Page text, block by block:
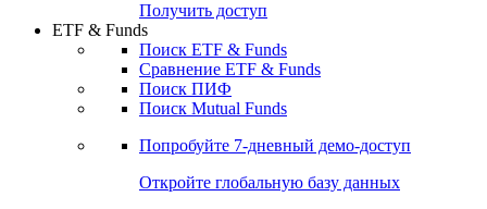
Получить доступ
ETF & Funds
Поиск ETF & Funds
Сравнение ETF & Funds
Поиск ПИФ
Поиск Mutual Funds
Попробуйте 7-дневный демо-доступ
Откройте глобальную базу данных